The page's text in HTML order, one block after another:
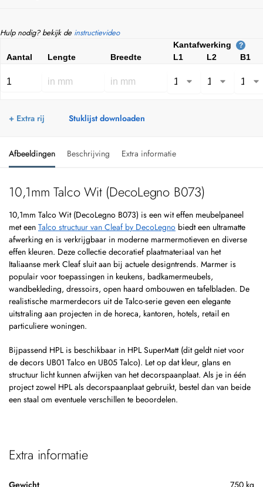
Hulp nodig? bekijk de instructievideo
Kantafwerking ?
Aantal Lengte Breedte L1 L2 B1
+ Extra rij Stuklijst downloaden
Afbeeldingen Beschrijving Extra informatie
10,1mm Talco Wit (DecoLegno B073)
10,1mm Talco Wit (DecoLegno B073) is een wit effen meubelpaneel
met een Talco structuur van Cleaf by DecoLegno biedt een ultramatte
afwerking en is verkrijgbaar in moderne marmermotieven en diverse
effen kleuren. Deze collectie decoratief plaatmateriaal van het
Italiaanse merk Cleaf sluit aan bij actuele designtrends. Marmer is
populair voor toepassingen in keukens, badkamermeubels,
wandbekleding, dressoirs, open haard ombouwen en tafelbladen. De
realistische marmerdecors uit de Talco-serie geven een elegante
uitstraling aan projecten in de horeca, kantoren, hotels, retail en
particuliere woningen.
Bijpassend HPL is beschikbaar in HPL SuperMatt (dit geldt niet voor
de decors UB01 Talco en UB05 Talco). Let op dat kleur, glans en
structuur licht kunnen afwijken van het decorspaanplaat. Als je in één
project zowel HPL als decorspaanplaat gebruikt, bestel dan van beide
een staal om eventuele verschillen te beoordelen.
Extra informatie
Gewicht 750 kg